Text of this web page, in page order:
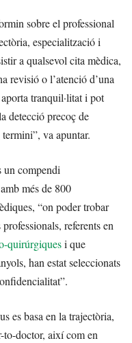
sobre el professional
especialització i
a qualsevol cita mèdica,
revisió o l’atenció d’una
tranquil·litat i pot
detecció precoç de
va apuntar.
un compendi
més de 800
“on poder trobar
referents en
quirúrgiquesi que
han estat seleccionats
es basa en la trajectòria,
to-doctor, així com en